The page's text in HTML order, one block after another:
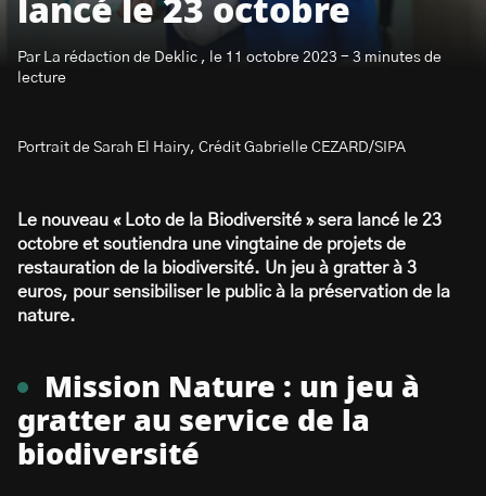
lancé le 23 octobre
Par La rédaction de Deklic , le 11 octobre 2023 - 3 minutes de
lecture
Portrait de Sarah El Hairy, Crédit Gabrielle CEZARD/SIPA
Le nouveau « Loto de la Biodiversité » sera lancé le 23
octobre et soutiendra une vingtaine de projets de
restauration de la biodiversité. Un jeu à gratter à 3
euros, pour sensibiliser le public à la préservation de la
nature.
Mission Nature : un jeu à
gratter au service de la
biodiversité
S’abonner à la newsletter